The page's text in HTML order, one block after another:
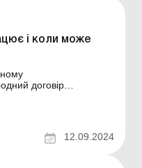
і коли може
договір
обов’язкове для
картка&raqu...
12.09.2024